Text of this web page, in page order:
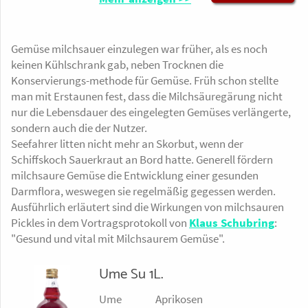
5,6 g
davon Zucker
Eiweiß
1,1 g
Salz
2,5 g
h
Erh
alt
sof
ort
n
Completorganics,
80469 München
Lieferzeit 2-4 Tage
100g 2,30
230g
davon gesättigte
Fettsäuren
Kohlenhydrate
2,4 g
davon Zucker
0,1g
Eiweiß
2,4g
Salz
2,3 g
Mün
chen
erz
eit
2-4
Tage
100g
2,40
220g
gut der Reis für
Sushis würzen oder
man nimmt sie
einfach als
Salatsauce.
Zutaten:
Ingwer* (48%),
Wasser, Reisessig*
(Wasser, Reis*,
Aspergillus oryzae),
Meersalz, eingelegte
Shisoblätter
(Shisoblätter*
Umeboshi
Würzsauce*
(Umeboshi
80 % L(+)-
Milchsäureanteil. Mit
gärkativem Deckel -
die Wölbung ist ein
Beweis für den noch
aktiven Gärvorgang.
Es leistet einen
köstlich-frischen
Beitrag zur
Gesundheit, denn es
enthält natürliche
Milchsäure und ist
reich an Vitamin C für
Immunsystem. Bitte
Glas im Kühlschrank
aufbewahren.
Gemüse milchsauer einzulegen war früher, als es noch
keinen Kühlschrank gab, neben Trocknen die
Konservierungs-methode für Gemüse. Früh schon stellte
man mit Erstaunen fest, dass die Milchsäuregärung nicht
nur die Lebensdauer des eingelegten Gemüses verlängerte,
sondern auch die der Nutzer.
Seefahrer litten nicht mehr an Skorbut, wenn der
Schiffskoch Sauerkraut an Bord hatte. Generell fördern
milchsaure Gemüse die Entwicklung einer gesunden
Darmflora, weswegen sie regelmäßig gegessen werden.
Ausführlich erläutert sind die Wirkungen von milchsauren
Pickles in dem Vortragsprotokoll von Klaus Schubring:
"Gesund und vital mit Milchsaurem Gemüse".
Ume Su 1L.
Ume Aprikosen